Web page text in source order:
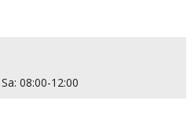
08:00-12:00